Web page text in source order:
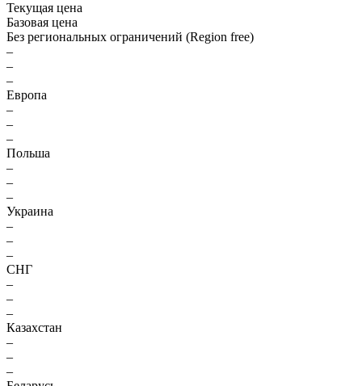
Текущая цена
Базовая цена
Без региональных ограничений (Region free)
–
–
–
Европа
–
–
–
Польша
–
–
–
Украина
–
–
–
СНГ
–
–
–
Казахстан
–
–
–